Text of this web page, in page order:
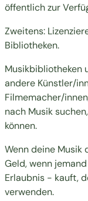
öffentlich zur
Zweitens:
Bibliotheken.
Musikbibliotheken
andere Künstler/
Filmemacher/
nach Musik
können.
Wenn deine
Geld, wenn
Erlaubnis - kauft,
verwenden.